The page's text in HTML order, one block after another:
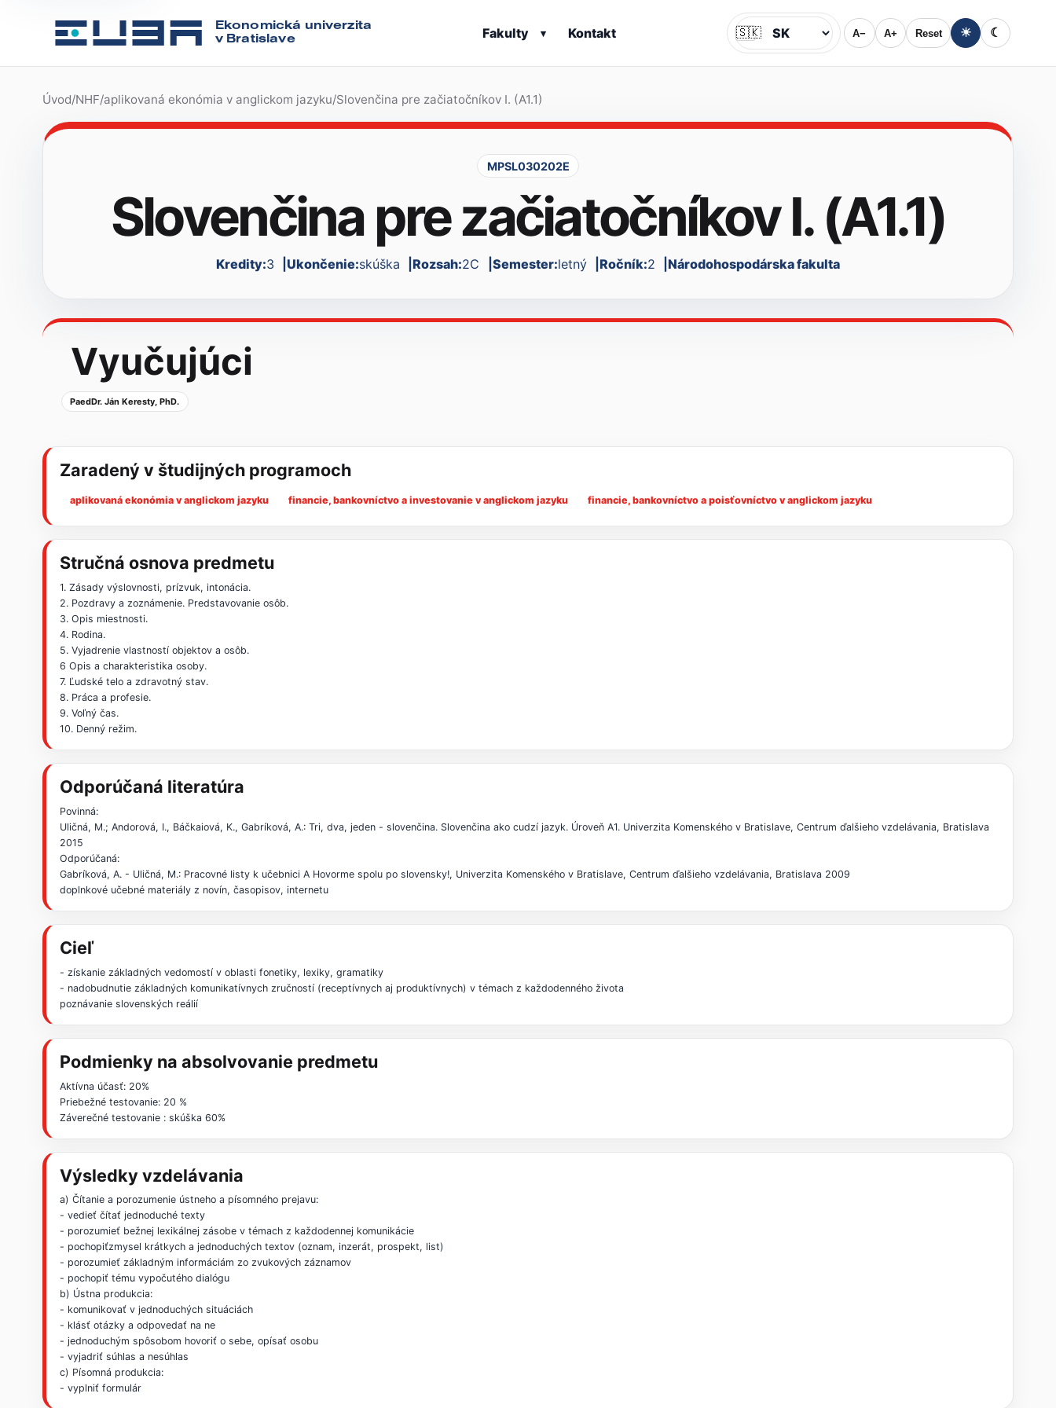
Ekonomická univerzita
v Bratislave
Fakulty ▾ Kontakt Jazyk
🇸🇰 A− A+ Reset ☀ ☾
Úvod/NHF/aplikovaná ekonómia v anglickom jazyku/Slovenčina pre začiatočníkov I. (A1.1)
MPSL030202E
Slovenčina pre začiatočníkov I. (A1.1)
Kredity:3 Ukončenie:skúška Rozsah:2C Semester:letný Ročník:2 Národohospodárska fakulta
Vyučujúci
PaedDr. Ján Keresty, PhD.
Zaradený v študijných programoch
aplikovaná ekonómia v anglickom jazyku financie, bankovníctvo a investovanie v anglickom jazyku financie, bankovníctvo a poisťovníctvo v anglickom jazyku
Stručná osnova predmetu
1. Zásady výslovnosti, prízvuk, intonácia.
2. Pozdravy a zoznámenie. Predstavovanie osôb.
3. Opis miestnosti.
4. Rodina.
5. Vyjadrenie vlastností objektov a osôb.
6 Opis a charakteristika osoby.
7. Ľudské telo a zdravotný stav.
8. Práca a profesie.
9. Voľný čas.
10. Denný režim.
Odporúčaná literatúra
Povinná:
Uličná, M.; Andorová, I., Báčkaiová, K., Gabríková, A.: Tri, dva, jeden - slovenčina. Slovenčina ako cudzí jazyk. Úroveň A1. Univerzita Komenského v Bratislave, Centrum ďalšieho vzdelávania, Bratislava
2015
Odporúčaná:
Gabríková, A. - Uličná, M.: Pracovné listy k učebnici A Hovorme spolu po slovensky!, Univerzita Komenského v Bratislave, Centrum ďalšieho vzdelávania, Bratislava 2009
doplnkové učebné materiály z novín, časopisov, internetu
Cieľ
- získanie základných vedomostí v oblasti fonetiky, lexiky, gramatiky
- nadobudnutie základných komunikatívnych zručností (receptívnych aj produktívnych) v témach z každodenného života
poznávanie slovenských reálií
Podmienky na absolvovanie predmetu
Aktívna účasť: 20%
Priebežné testovanie: 20 %
Záverečné testovanie : skúška 60%
Výsledky vzdelávania
a) Čítanie a porozumenie ústneho a písomného prejavu:
- vedieť čítať jednoduché texty
- porozumieť bežnej lexikálnej zásobe v témach z každodennej komunikácie
- pochopiťzmysel krátkych a jednoduchých textov (oznam, inzerát, prospekt, list)
- porozumieť základným informáciám zo zvukových záznamov
- pochopiť tému vypočutého dialógu
b) Ústna produkcia:
- komunikovať v jednoduchých situáciách
- klásť otázky a odpovedať na ne
- jednoduchým spôsobom hovoriť o sebe, opísať osobu
- vyjadriť súhlas a nesúhlas
c) Písomná produkcia:
- vyplniť formulár